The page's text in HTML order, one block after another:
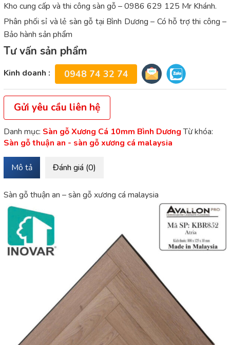
Kho cung cấp và thi công sàn gỗ – 0986 629 125 Mr Khánh.
Phân phối sỉ và lẻ sàn gỗ tại Bình Dương – Có hỗ trợ thi công –
Bảo hành sản phẩm
Tư vấn sản phẩm
Kinh doanh : 0948 74 32 74
Gửi yêu cầu liên hệ
Danh mục: Sàn gỗ Xương Cá 10mm Bình Dương Từ khóa:
Sàn gỗ thuận an - sàn gỗ xương cá malaysia
Mô tả Đánh giá (0)
Sàn gỗ thuận an – sàn gỗ xương cá malaysia